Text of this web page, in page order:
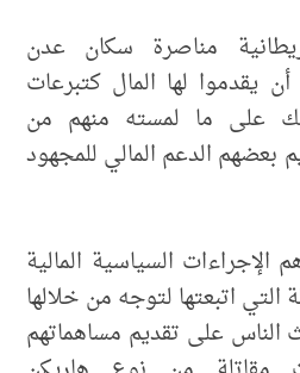
مناصرة سكان عدن
يقدموا لها المال كتبرعات
على ما لمسته منهم من
بعضهم الدعم المالي للمجهود
السياسية المالية
التي اتبعتها لتوجه من خلالها
الناس على تقديم مساهماتهم